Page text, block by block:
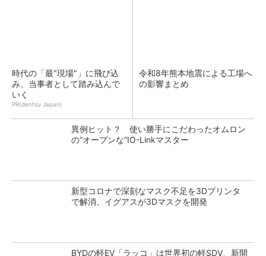
時代の「最"現場"」に飛び込
み、当事者として踏み込んで
いく
PR(dentsu Japan)
令和8年熊本地震による工場へ
の影響まとめ
異例ヒット？ 使い勝手にこだわったオムロン
の“オープンな”IO-Linkマスター
新型コロナで深刻なマスク不足を3Dプリンタ
で解消、イグアスが3Dマスクを開発
BYDの軽EV「ラッコ」は世界初の軽SDV、新開